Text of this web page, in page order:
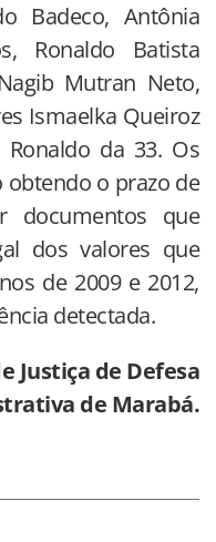
Badeco, Antônia
Ronaldo Batista
Mutran Neto,
Ismaelka Queiroz
da 33. Os
o prazo de
documentos que
dos valores que
de 2009 e 2012,
detectada.
Justiça de Defesa
de Marabá.